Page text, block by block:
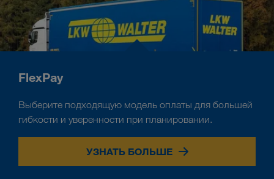
FlexPay
Выберите подходящую модель оплаты для большей
гибкости и уверенности при планировании.
УЗНАТЬ БОЛЬШЕ